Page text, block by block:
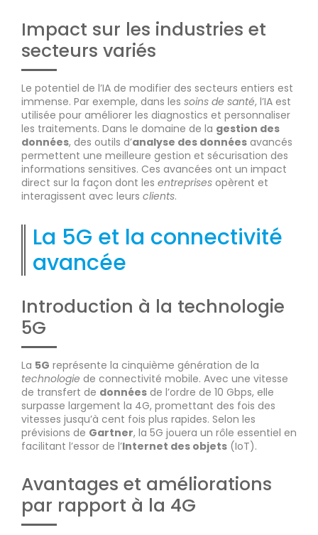
Impact sur les industries et
secteurs variés
Le potentiel de l’IA de modifier des secteurs entiers est
immense. Par exemple, dans les soins de santé, l’IA est
utilisée pour améliorer les diagnostics et personnaliser
les traitements. Dans le domaine de la gestion des
données, des outils d’analyse des données avancés
permettent une meilleure gestion et sécurisation des
informations sensitives. Ces avancées ont un impact
direct sur la façon dont les entreprises opèrent et
interagissent avec leurs clients.
La 5G et la connectivité
avancée
Introduction à la technologie
5G
La 5G représente la cinquième génération de la
technologie de connectivité mobile. Avec une vitesse
de transfert de données de l’ordre de 10 Gbps, elle
surpasse largement la 4G, promettant des fois des
vitesses jusqu’à cent fois plus rapides. Selon les
prévisions de Gartner, la 5G jouera un rôle essentiel en
facilitant l’essor de l’Internet des objets (IoT).
Avantages et améliorations
par rapport à la 4G